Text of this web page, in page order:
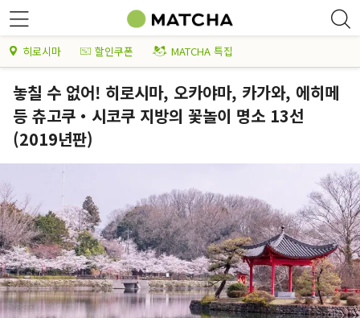
히로시마 할인쿠폰 MATCHA 특집
놓칠 수 없어! 히로시마, 오카야마, 카가와, 에히메
등 츄고쿠・시코쿠 지방의 꽃놀이 명소 13선
(2019년판)